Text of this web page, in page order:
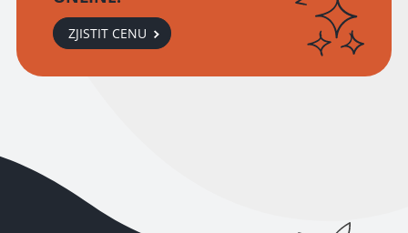
ZJISTIT CENU